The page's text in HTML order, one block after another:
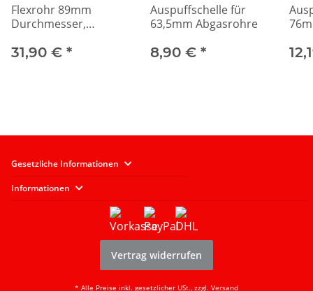
Flexrohr 89mm
Durchmesser,
31,90 € *
Auspuffschelle für
63,5mm Abgasrohre
8,90 € *
Gesetzliche Informationen
Informationen
Vertrag widerrufen
* Alle Preise inkl. gesetzlicher USt., zzgl. Versand